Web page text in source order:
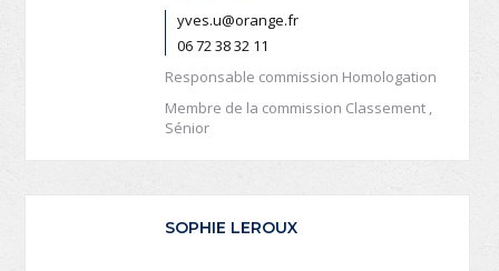
yves.u@orange.fr
06 72 38 32 11
Responsable commission Homologation
Membre de la commission Classement ,
Sénior
SOPHIE LEROUX